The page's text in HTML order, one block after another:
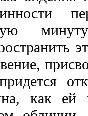
как ей